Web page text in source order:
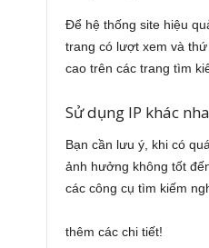
Để hệ thống site hiệu
trang có lượt xem và
cao trên các trang tìm
Sử dụng IP khác
Bạn cần lưu ý, khi có
ảnh hưởng không tốt
các
Tham khảo
thêm các chi tiết!